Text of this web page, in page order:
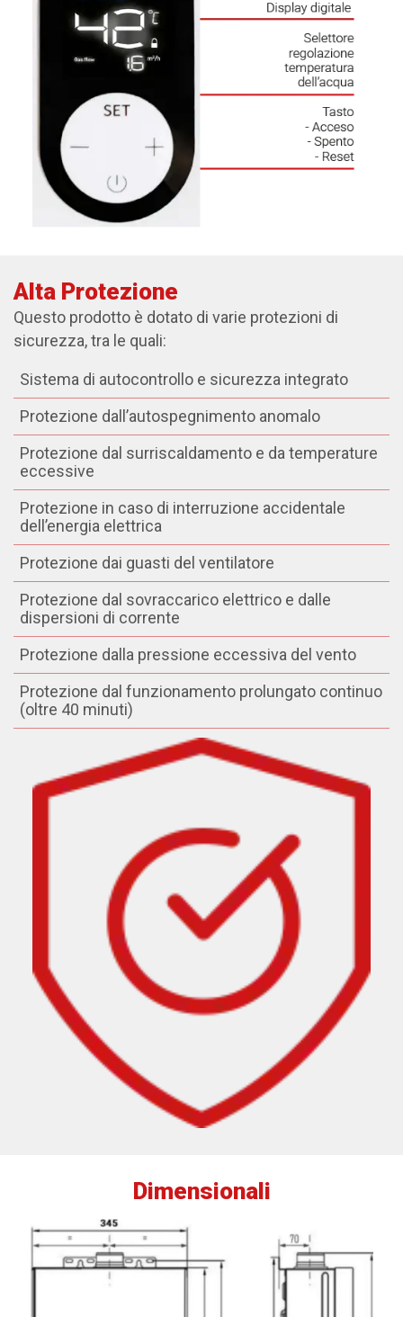
Alta Protezione
Questo prodotto è dotato di varie protezioni di
sicurezza, tra le quali:
Sistema di autocontrollo e sicurezza integrato
Protezione dall’autospegnimento anomalo
Protezione dal surriscaldamento e da temperature
eccessive
Protezione in caso di interruzione accidentale
dell’energia elettrica
Protezione dai guasti del ventilatore
Protezione dal sovraccarico elettrico e dalle
dispersioni di corrente
Protezione dalla pressione eccessiva del vento
Protezione dal funzionamento prolungato continuo
(oltre 40 minuti)
Dimensionali